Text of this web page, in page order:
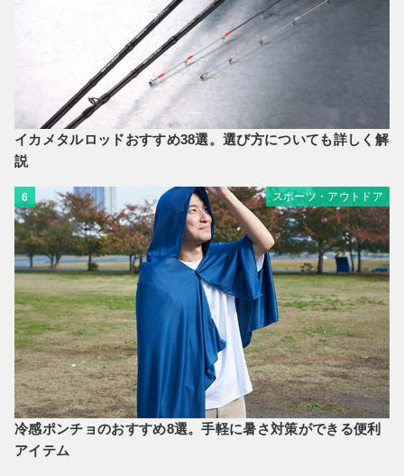
イカメタルロッドおすすめ38選。選び方についても詳しく解
説
6 スポーツ・アウトドア
冷感ポンチョのおすすめ8選。手軽に暑さ対策ができる便利
アイテム